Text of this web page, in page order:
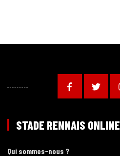
STADE RENNAIS ONLINE
Qui sommes-nous ?